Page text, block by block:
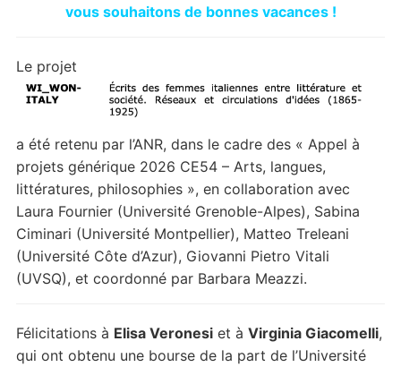
vous souhaitons de bonnes vacances !
Le projet
a été retenu par l’ANR, dans le cadre des « Appel à
projets générique 2026 CE54 – Arts, langues,
littératures, philosophies », en collaboration avec
Laura Fournier (Université Grenoble-Alpes), Sabina
Ciminari (Université Montpellier), Matteo Treleani
(Université Côte d’Azur), Giovanni Pietro Vitali
(UVSQ), et coordonné par Barbara Meazzi.
Félicitations à Elisa Veronesiet à Virginia Giacomelli,
qui ont obtenu une bourse de la part de l’Université